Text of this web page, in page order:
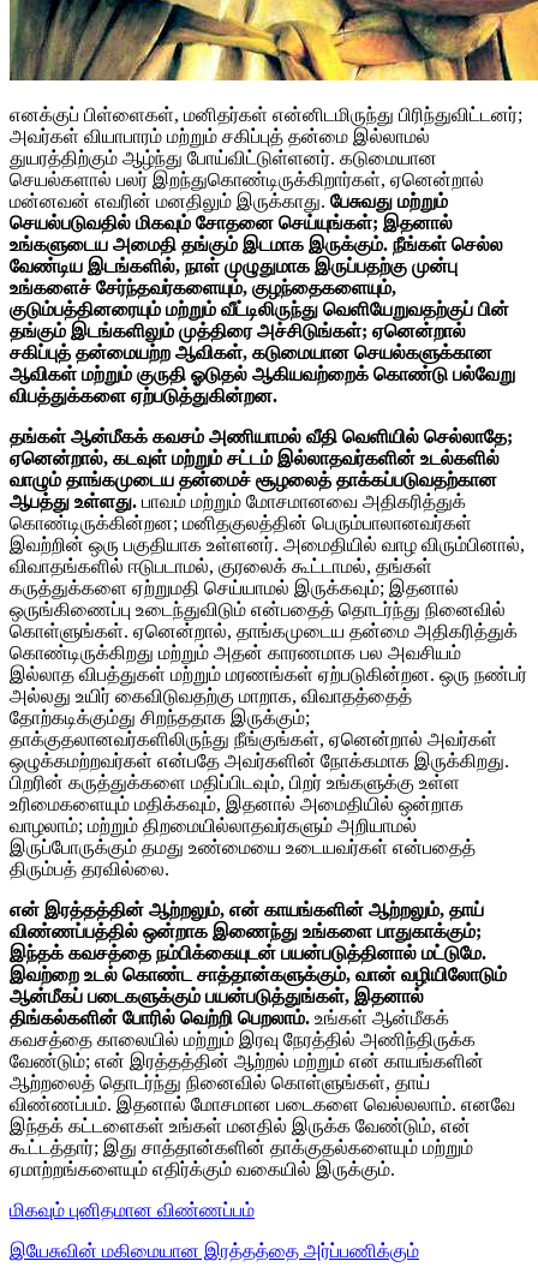
எனக்குப் பிள்ளைகள், மனிதர்கள் என்னிடமிருந்து பிரிந்துவிட்டனர்;
அவர்கள் வியாபாரம் மற்றும் சகிப்புத் தன்மை இல்லாமல்
துயரத்திற்கும் ஆழ்ந்து போய்விட்டுள்ளனர். கடுமையான
செயல்களால் பலர் இறந்துகொண்டிருக்கிறார்கள், ஏனென்றால்
மன்னவன் எவரின் மனதிலும் இருக்காது. பேசுவது மற்றும்
செயல்படுவதில் மிகவும் சோதனை செய்யுங்கள்; இதனால்
உங்களுடைய அமைதி தங்கும் இடமாக இருக்கும். நீங்கள் செல்ல
வேண்டிய இடங்களில், நாள் முழுதுமாக இருப்பதற்கு முன்பு
உங்களைச் சேர்ந்தவர்களையும், குழந்தைகளையும்,
குடும்பத்தினரையும் மற்றும் வீட்டிலிருந்து வெளியேறுவதற்குப் பின்
தங்கும் இடங்களிலும் முத்திரை அச்சிடுங்கள்; ஏனென்றால்
சகிப்புத் தன்மையற்ற ஆவிகள், கடுமையான செயல்களுக்கான
ஆவிகள் மற்றும் குருதி ஓடுதல் ஆகியவற்றைக் கொண்டு பல்வேறு
விபத்துக்களை ஏற்படுத்துகின்றன.
தங்கள் ஆன்மீகக் கவசம் அணியாமல் வீதி வெளியில் செல்லாதே;
ஏனென்றால், கடவுள் மற்றும் சட்டம் இல்லாதவர்களின் உடல்களில்
வாழும் தாங்கமுடைய தன்மைச் சூழலைத் தாக்கப்படுவதற்கான
ஆபத்து உள்ளது. பாவம் மற்றும் மோசமானவை அதிகரித்துக்
கொண்டிருக்கின்றன; மனிதகுலத்தின் பெரும்பாலானவர்கள்
இவற்றின் ஒரு பகுதியாக உள்ளனர். அமைதியில் வாழ விரும்பினால்,
விவாதங்களில் ஈடுபடாமல், குரலைக் கூட்டாமல், தங்கள்
கருத்துக்களை ஏற்றுமதி செய்யாமல் இருக்கவும்; இதனால்
ஒருங்கிணைப்பு உடைந்துவிடும் என்பதைத் தொடர்ந்து நினைவில்
கொள்ளுங்கள். ஏனென்றால், தாங்கமுடைய தன்மை அதிகரித்துக்
கொண்டிருக்கிறது மற்றும் அதன் காரணமாக பல அவசியம்
இல்லாத விபத்துகள் மற்றும் மரணங்கள் ஏற்படுகின்றன. ஒரு நண்பர்
அல்லது உயிர் கைவிடுவதற்கு மாறாக, விவாதத்தைத்
தோற்கடிக்கும்து சிறந்ததாக இருக்கும்;
தாக்குதலானவர்களிலிருந்து நீங்குங்கள், ஏனென்றால் அவர்கள்
ஒழுக்கமற்றவர்கள் என்பதே அவர்களின் நோக்கமாக இருக்கிறது.
பிறரின் கருத்துக்களை மதிப்பிடவும், பிறர் உங்களுக்கு உள்ள
உரிமைகளையும் மதிக்கவும், இதனால் அமைதியில் ஒன்றாக
வாழலாம்; மற்றும் திறமையில்லாதவர்களும் அறியாமல்
இருப்போருக்கும் தமது உண்மையை உடையவர்கள் என்பதைத்
திரும்பத் தரவில்லை.
என் இரத்தத்தின் ஆற்றலும், என் காயங்களின் ஆற்றலும், தாய்
விண்ணப்பத்தில் ஒன்றாக இணைந்து உங்களை பாதுகாக்கும்;
இந்தக் கவசத்தை நம்பிக்கையுடன் பயன்படுத்தினால் மட்டுமே.
இவற்றை உடல் கொண்ட சாத்தான்களுக்கும், வான் வழியிலோடும்
ஆன்மீகப் படைகளுக்கும் பயன்படுத்துங்கள், இதனால்
திங்கல்களின் போரில் வெற்றி பெறலாம். உங்கள் ஆன்மீகக்
கவசத்தை காலையில் மற்றும் இரவு நேரத்தில் அணிந்திருக்க
வேண்டும்; என் இரத்தத்தின் ஆற்றல் மற்றும் என் காயங்களின்
ஆற்றலைத் தொடர்ந்து நினைவில் கொள்ளுங்கள், தாய்
விண்ணப்பம். இதனால் மோசமான படைகளை வெல்லலாம். எனவே
இந்தக் கட்டளைகள் உங்கள் மனதில் இருக்க வேண்டும், என்
கூட்டத்தார்; இது சாத்தான்களின் தாக்குதல்களையும் மற்றும்
ஏமாற்றங்களையும் எதிர்க்கும் வகையில் இருக்கும்.
மிகவும் புனிதமான விண்ணப்பம்
இயேசுவின் மகிமையான இரத்தத்தை அர்ப்பணிக்கும்